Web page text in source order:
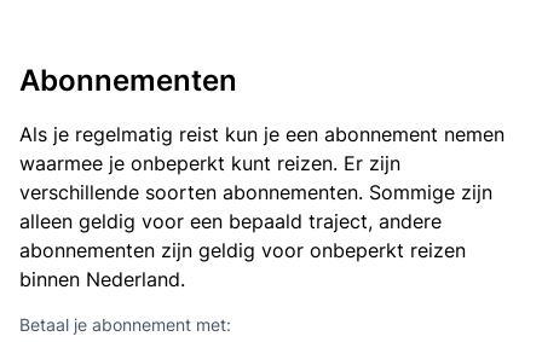
Abonnementen
Als je regelmatig reist kun je een abonnement nemen
waarmee je onbeperkt kunt reizen. Er zijn
verschillende soorten abonnementen. Sommige zijn
alleen geldig voor een bepaald traject, andere
abonnementen zijn geldig voor onbeperkt reizen
binnen Nederland.
Betaal je abonnement met: